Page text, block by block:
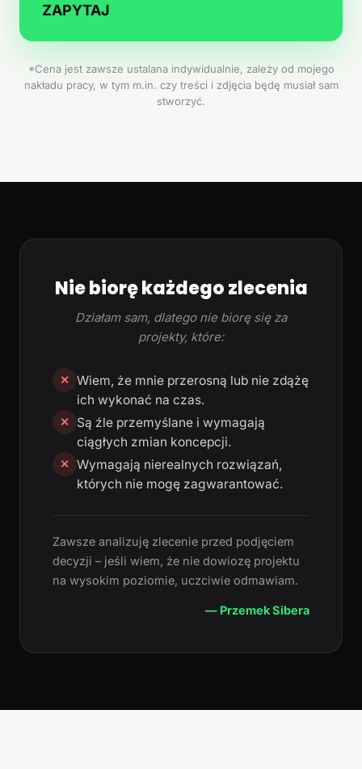
ZAPYTAJ
*Cena jest zawsze ustalana indywidualnie, zależy od mojego
nakładu pracy, w tym m.in. czy treści i zdjęcia będę musiał sam
stworzyć.
Nie biorę każdego zlecenia
Działam sam, dlatego nie biorę się za
projekty, które:
✕ Wiem, że mnie przerosną lub nie zdążę
ich wykonać na czas.
✕
Są źle przemyślane i wymagają
ciągłych zmian koncepcji.
✕ Wymagają nierealnych rozwiązań,
których nie mogę zagwarantować.
Zawsze analizuję zlecenie przed podjęciem
decyzji – jeśli wiem, że nie dowiozę projektu
na wysokim poziomie, uczciwie odmawiam.
— Przemek Sibera